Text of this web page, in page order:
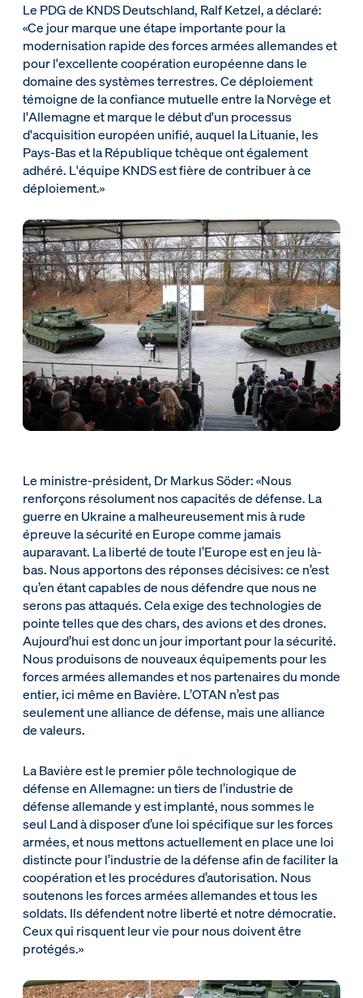
Le PDG de KNDS Deutschland, Ralf Ketzel, a déclaré:
«Ce jour marque une étape importante pour la
modernisation rapide des forces armées allemandes et
pour l'excellente coopération européenne dans le
domaine des systèmes terrestres. Ce déploiement
témoigne de la confiance mutuelle entre la Norvège et
l'Allemagne et marque le début d'un processus
d'acquisition européen unifié, auquel la Lituanie, les
Pays-Bas et la République tchèque ont également
adhéré. L'équipe KNDS est fière de contribuer à ce
déploiement.»
Le ministre-président, Dr Markus Söder: «Nous
renforçons résolument nos capacités de défense. La
guerre en Ukraine a malheureusement mis à rude
épreuve la sécurité en Europe comme jamais
auparavant. La liberté de toute l’Europe est en jeu là-
bas. Nous apportons des réponses décisives: ce n’est
qu’en étant capables de nous défendre que nous ne
serons pas attaqués. Cela exige des technologies de
pointe telles que des chars, des avions et des drones.
Aujourd’hui est donc un jour important pour la sécurité.
Nous produisons de nouveaux équipements pour les
forces armées allemandes et nos partenaires du monde
entier, ici même en Bavière. L’OTAN n’est pas
seulement une alliance de défense, mais une alliance
de valeurs.
La Bavière est le premier pôle technologique de
défense en Allemagne: un tiers de l’industrie de
défense allemande y est implanté, nous sommes le
seul Land à disposer d’une loi spécifique sur les forces
armées, et nous mettons actuellement en place une loi
distincte pour l’industrie de la défense afin de faciliter la
coopération et les procédures d’autorisation. Nous
soutenons les forces armées allemandes et tous les
soldats. Ils défendent notre liberté et notre démocratie.
Ceux qui risquent leur vie pour nous doivent être
protégés.»